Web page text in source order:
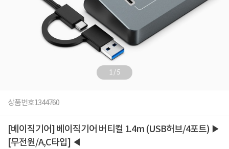
1/5
상품번호1344760
[베이직기어] 베이직기어 버티컬 1.4m (USB허브/4포트) ▶
[무전원/A,C타입] ◀